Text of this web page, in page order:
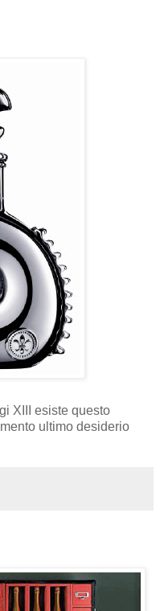
XIII esiste questo
ultimo desiderio